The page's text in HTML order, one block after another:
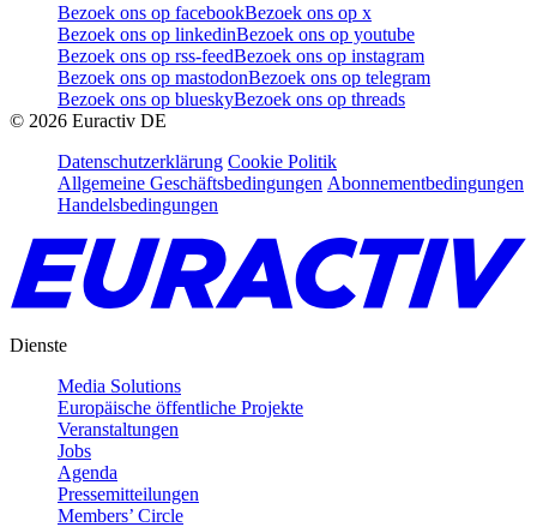
Bezoek ons op facebookBezoek ons op x
Bezoek ons op linkedinBezoek ons op youtube
Bezoek ons op rss-feedBezoek ons op instagram
Bezoek ons op mastodonBezoek ons op telegram
Bezoek ons op blueskyBezoek ons op threads
© 2026 Euractiv DE
Datenschutzerklärung Cookie Politik
Allgemeine Geschäftsbedingungen Abonnementbedingungen
Handelsbedingungen
Dienste
Media Solutions
Europäische öffentliche Projekte
Veranstaltungen
Jobs
Agenda
Pressemitteilungen
Members’ Circle